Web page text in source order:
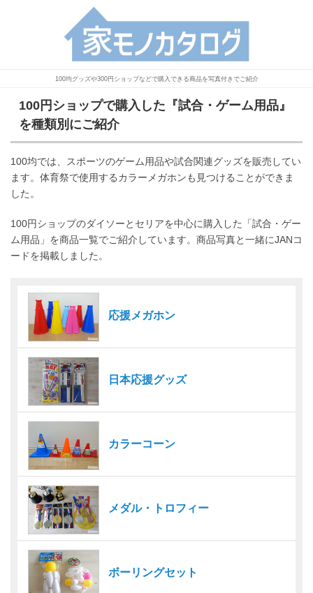
100均グッズや300円ショップなどで購入できる商品を写真付きでご紹介
100円ショップで購入した『試合・ゲーム用品』
を種類別にご紹介
100均では、スポーツのゲーム用品や試合関連グッズを販売してい
ます。体育祭で使用するカラーメガホンも見つけることができま
した。
100円ショップのダイソーとセリアを中心に購入した「試合・ゲー
ム用品」を商品一覧でご紹介しています。商品写真と一緒にJANコ
ードを掲載しました。
応援メガホン
日本応援グッズ
カラーコーン
メダル・トロフィー
ボーリングセット